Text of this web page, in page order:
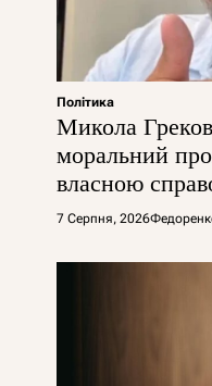
Політика
Микола
моральний
власною
7 Серпня, 2026